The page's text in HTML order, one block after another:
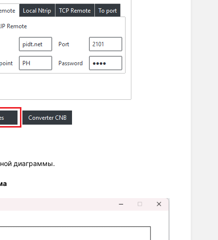
диаграммы.